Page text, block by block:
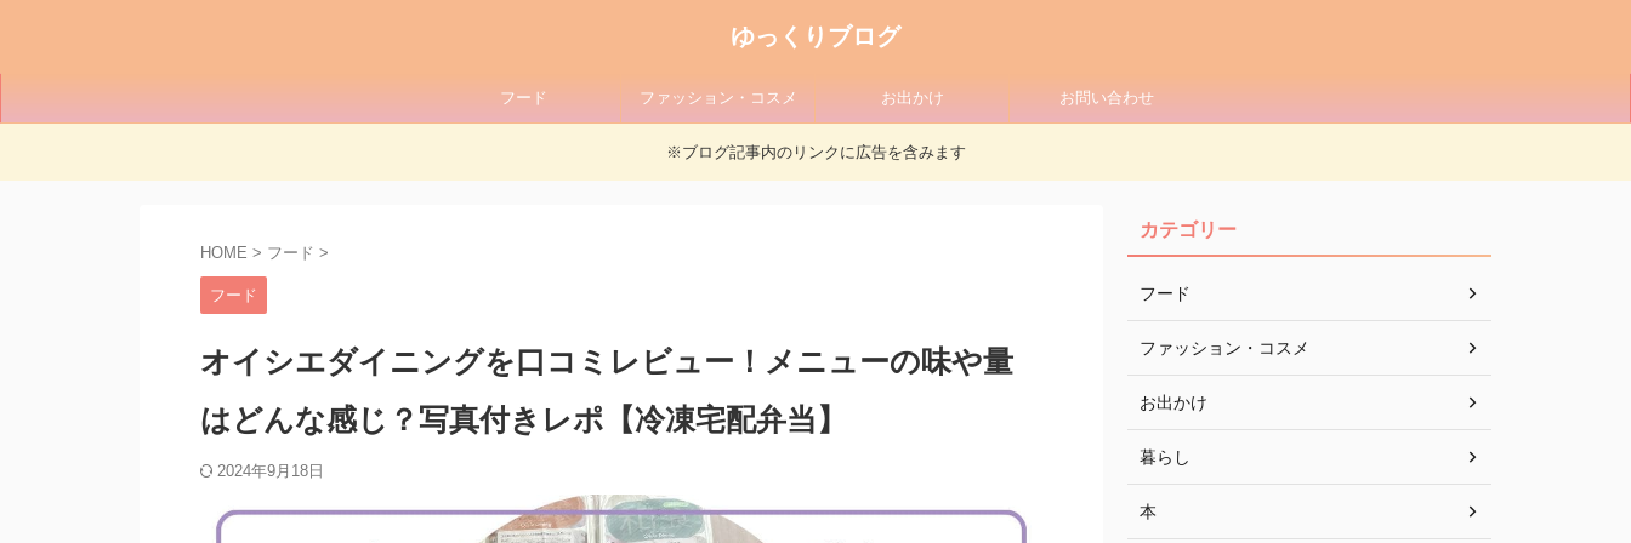
ゆっくりブログ
フード ファッション・コスメ お出かけ お問い合わせ
※ブログ記事内のリンクに広告を含みます
HOME > フード >
フード
オイシエダイニングを口コミレビュー！メニューの味や量
はどんな感じ？写真付きレポ【冷凍宅配弁当】
2024年9月18日
カテゴリー
フード
ファッション・コスメ
お出かけ
暮らし
本